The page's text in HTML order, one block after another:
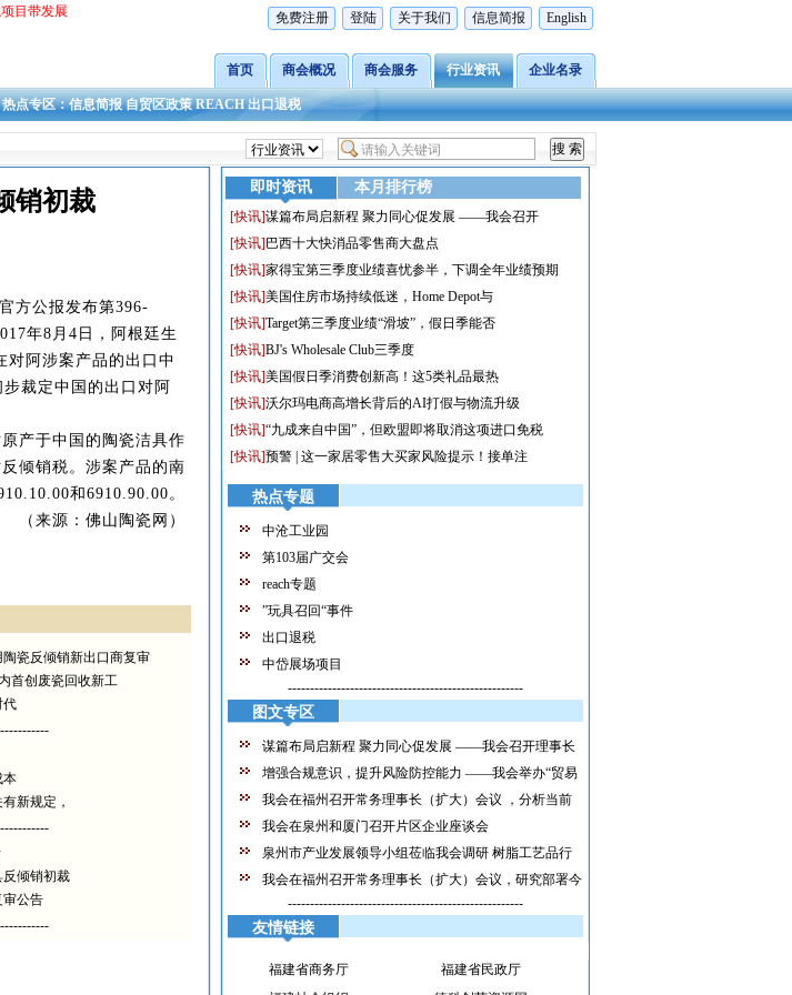
目带发展 免费注册 登陆 关于我们 信息简报 English
首页 商会概况 商会服务 行业资讯 企业名录
热点专区：信息简报 自贸区政策 REACH 出口退税
销初裁
方公报发布第396-
年8月4日，阿根廷生
对阿涉案产品的出口中
裁定中国的出口对阿
产于中国的陶瓷洁具作
倾销税。涉案产品的南
和6910.90.00。
瓷网）
瓷反倾销新出口商复审
首创废瓷回收新工
代
本
新规定，
倾销初裁
审公告
即时资讯 本月排行榜
[快讯]谋篇布局启新程 聚力同心促发展 ——我会召开
[快讯] 巴西十大快消品零售商大盘点
[快讯]家得宝第三季度业绩喜忧参半，下调全年业绩预期
[快讯]美国住房市场持续低迷，Home Depot与
[快讯]Target第三季度业绩“滑坡”，假日季能否
[快讯]BJ's Wholesale Club三季度
[快讯]美国假日季消费创新高！这5类礼品最热
[快讯]沃尔玛电商高增长背后的AI打假与物流升级
[快讯]“九成来自中国”，但欧盟即将取消这项进口免税
[快讯]预警 | 这一家居零售大买家风险提示！接单注
热点专题
中沧工业园
第103届广交会
reach专题
”玩具召回“事件
出口退税
中岱展场项目
-----------------------------------------------------
图文专区
谋篇布局启新程 聚力同心促发展 ——我会召开理事长
增强合规意识，提升风险防控能力 ——我会举办“贸易
我会在福州召开常务理事长（扩大）会议 ，分析当前
经
我会在泉州和厦门召开片区企业座谈会
泉州市产业发展领导小组莅临我会调研 树脂工艺品行
业
我会在福州召开常务理事长（扩大）会议，研究部署今
-----------------------------------------------------
友情链接
福建省商务厅
福建省民政厅